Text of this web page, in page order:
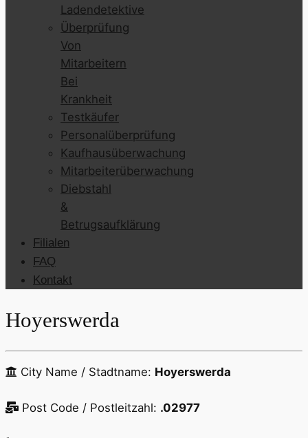
Ladendetektive
Überprüfung
Von
Mitarbeitern
Bei
Krankheit
Testkäufer
Personalüberprüfung
Kaufhausüberwachung
Mitarbeiterüberwachung
Diebstahl
&
Betrugsaufklärung
Filialen
FAQ
Kontakt
Hoyerswerda
City Name / Stadtname: Hoyerswerda
Post Code / Postleitzahl: .02977